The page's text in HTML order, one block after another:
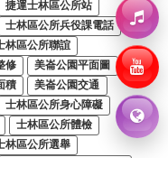
捷運士林區公所站
士林區公所兵役課電話
林區公所聯誼
修
美崙公園平面圖
積
美崙公園交通
士林區公所身心障礙
士林區公所體檢
林區公所選舉